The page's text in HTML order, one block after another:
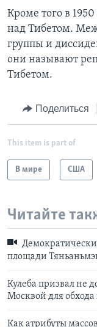
Кроме того в
над Тибетом.
группы и
они называют
Тибетом.
Поделиться
This item is part of
В мире США
Читайте
площади
Кулеба призвал не
Москвой для
Как атрибуты